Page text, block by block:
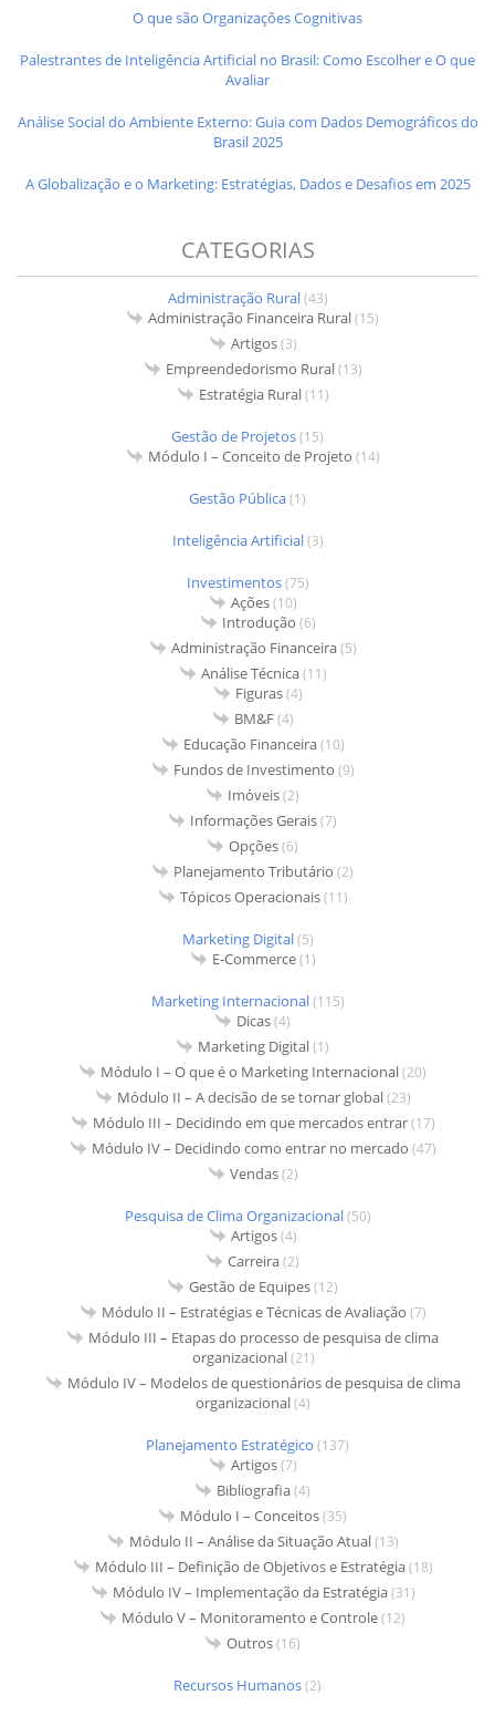
O que são Organizações Cognitivas
Palestrantes de Inteligência Artificial no Brasil: Como Escolher e O que
Avaliar
Análise Social do Ambiente Externo: Guia com Dados Demográficos do
Brasil 2025
A Globalização e o Marketing: Estratégias, Dados e Desafios em 2025
CATEGORIAS
Administração Rural(43)
Administração Financeira Rural(15)
Artigos(3)
Empreendedorismo Rural(13)
Estratégia Rural(11)
Gestão de Projetos(15)
Módulo I – Conceito de Projeto (14)
Gestão Pública(1)
Inteligência Artificial(3)
Investimentos(75)
Ações(10)
Introdução (6)
Administração Financeira(5)
Análise Técnica(11)
Figuras(4)
BM&F(4)
Educação Financeira(10)
Fundos de Investimento (9)
Imóveis(2)
Informações Gerais(7)
Opções(6)
Planejamento Tributário (2)
Tópicos Operacionais(11)
Marketing Digital(5)
E-Commerce(1)
Marketing Internacional(115)
Dicas(4)
Marketing Digital(1)
Módulo I – O que é o Marketing Internacional(20)
Módulo II – A decisão de se tornar global(23)
Módulo III – Decidindo em que mercados entrar(17)
Módulo IV – Decidindo como entrar no mercado (47)
Vendas(2)
Pesquisa de Clima Organizacional(50)
Artigos(4)
Carreira(2)
Gestão de Equipes(12)
Módulo II – Estratégias e Técnicas de Avaliação (7)
Módulo III – Etapas do processo de pesquisa de clima
organizacional(21)
Módulo IV – Modelos de questionários de pesquisa de clima
organizacional(4)
Planejamento Estratégico (137)
Artigos(7)
Bibliografia(4)
Módulo I – Conceitos(35)
Módulo II – Análise da Situação Atual(13)
Módulo III – Definição de Objetivos e Estratégia(18)
Módulo IV – Implementação da Estratégia(31)
Módulo V – Monitoramento e Controle(12)
Outros(16)
Recursos Humanos(2)